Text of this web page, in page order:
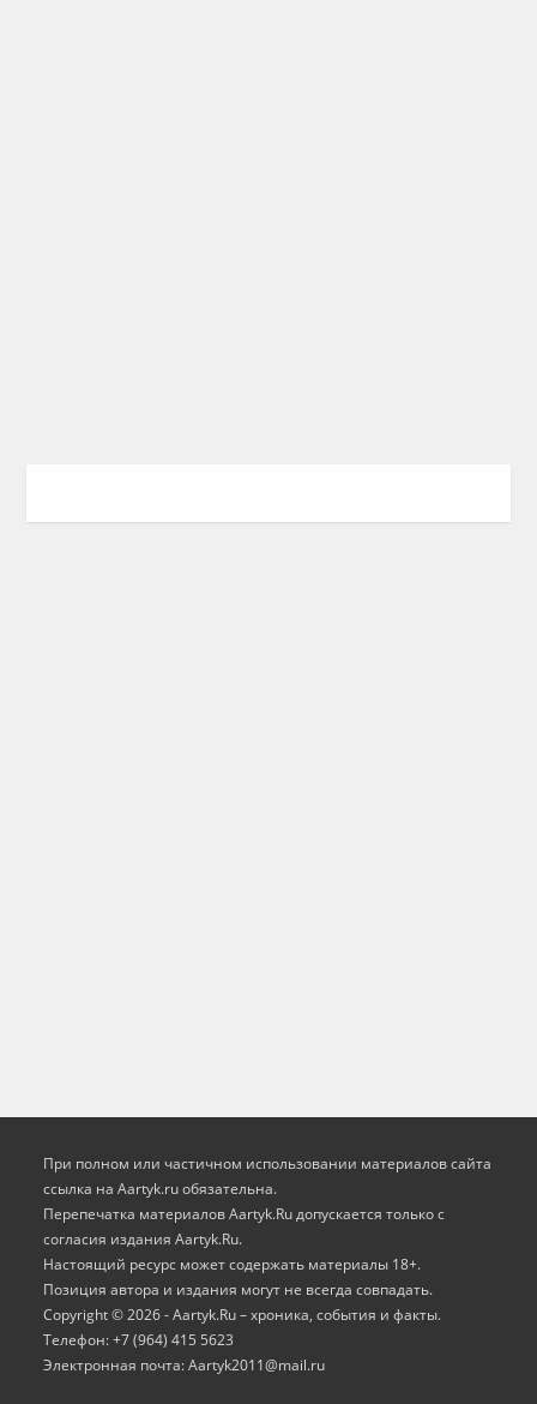
При полном или частичном использовании материалов сайта
ссылка на Aartyk.ru oбязательна.
Перепечатка материалов Aartyk.Ru допускается только с
согласия издания Aartyk.Ru.
Настоящий ресурс может содержать материалы 18+.
Позиция автора и издания могут не всегда совпадать.
Copyright © 2026 - Aartyk.Ru – хроника, события и факты.
Телефон: +7 (964) 415 5623
Электронная почта: Aartyk2011@mail.ru